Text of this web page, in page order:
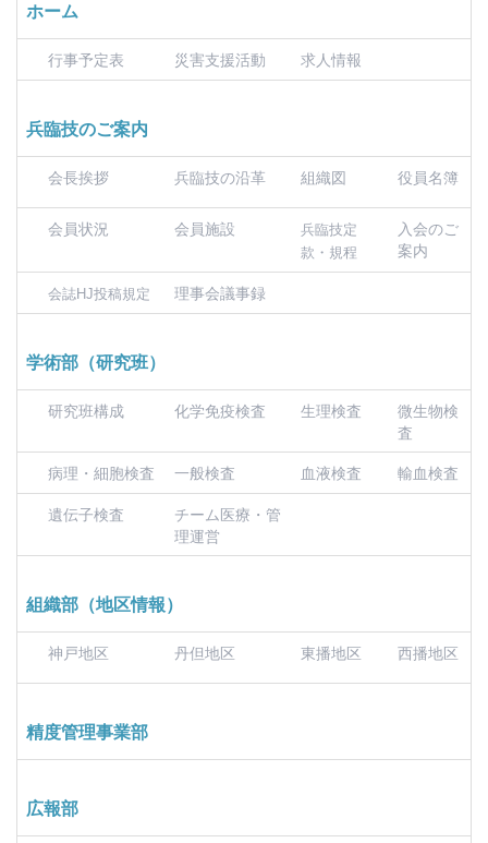
ホーム
行事予定表 災害支援活動 求人情報
兵臨技のご案内
会長挨拶 兵臨技の沿革 組織図 役員名簿
会員状況 会員施設
兵臨技定
款・規程
入会のご
案内
会誌HJ投稿規定 理事会議事録
学術部（研究班）
研究班構成 化学免疫検査 生理検査
微生物検
査
病理・細胞検査
一般検査 血液検査
輸血検査
遺伝子検査
チーム医療・管
理運営
組織部（地区情報）
神戸地区 丹但地区 東播地区 西播地区
精度管理事業部
広報部